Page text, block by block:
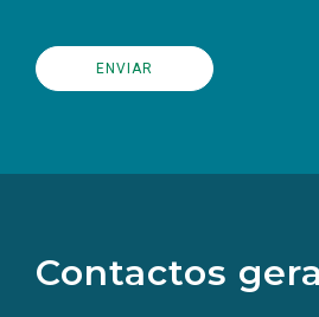
Contactos
redes
sociais